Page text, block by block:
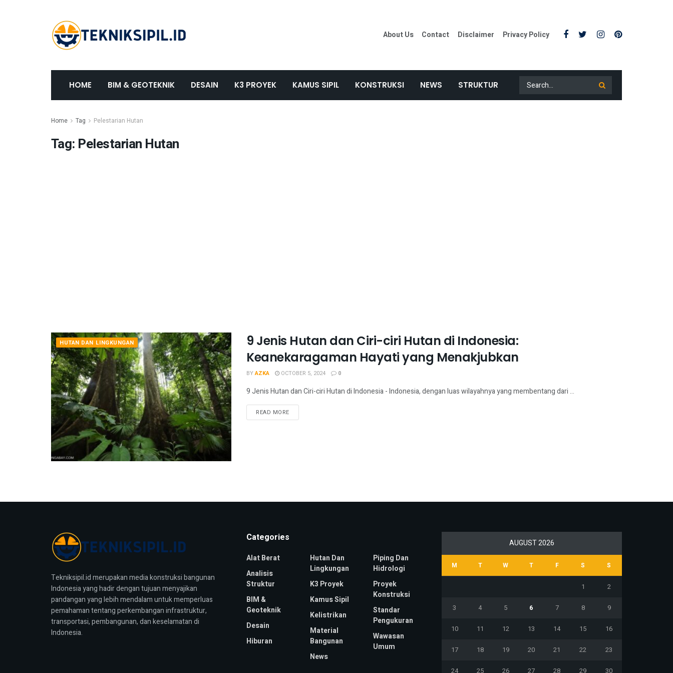
About Us Contact Disclaimer Privacy Policy
HOME BIM & GEOTEKNIK DESAIN K3 PROYEK KAMUS SIPIL KONSTRUKSI NEWS STRUKTUR
Home Tag Pelestarian Hutan
Tag: Pelestarian Hutan
HUTAN DAN LINGKUNGAN
9 Jenis Hutan dan Ciri-ciri Hutan di Indonesia:
Keanekaragaman Hayati yang Menakjubkan
BYAZKA OCTOBER 5, 2024 0
9 Jenis Hutan dan Ciri-ciri Hutan di Indonesia - Indonesia, dengan luas wilayahnya yang membentang dari ...
READ MORE
Tekniksipil.id merupakan media konstruksi bangunan
Indonesia yang hadir dengan tujuan menyajikan
pandangan yang lebih mendalam untuk memperluas
pemahaman tentang perkembangan infrastruktur,
transportasi, pembangunan, dan keselamatan di
Indonesia.
Categories
Alat Berat
Analisis
Struktur
BIM &
Geoteknik
Desain
Hiburan
Hutan Dan
Lingkungan
K3 Proyek
Kamus Sipil
Kelistrikan
Material
Bangunan
News
Piping Dan
Hidrologi
Proyek
Konstruksi
Standar
Pengukuran
Wawasan
Umum
AUGUST 2026
M T W T F S S
1 2
3 4 5 6 7 8 9
10 11 12 13 14 15 16
17 18 19 20 21 22 23
24 25 26 27 28 29 30